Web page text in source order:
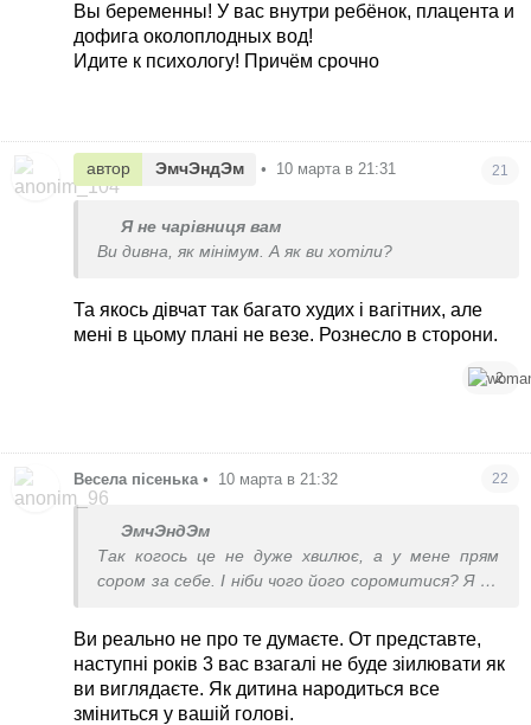
Вы беременны! У вас внутри ребёнок, плацента и
дофига околоплодных вод!
Идите к психологу! Причём срочно
автор ЭмчЭндЭм • 10 марта в 21:31 21
Я не чарівниця вам
Ви дивна, як мінімум. А як ви хотіли?
Та якось дівчат так багато худих і вагітних, але
мені в цьому плані не везе. Рознесло в сторони.
2
Весела пiсенька • 10 марта в 21:32 22
ЭмчЭндЭм
Так когось це не дуже хвилює, а у мене прям
сором за себе. І ніби чого його соромитися? Я по
Ви реально не про те думаєте. От представте,
наступні років 3 вас взагалі не буде зіилювати як
ви виглядаєте. Як дитина народиться все
зміниться у вашій голові.